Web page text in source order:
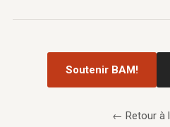
Soutenir BAM!
← Retour à